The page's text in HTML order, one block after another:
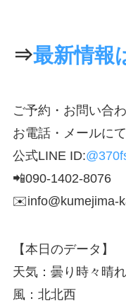
⇒最新情報
ご予約・お問い合
お電話・メールに
公式LINE ID:
📲090-1402-8076
✉️info@kumejima-
【本日のデータ】
天気：曇り時々晴れ
風：北北西